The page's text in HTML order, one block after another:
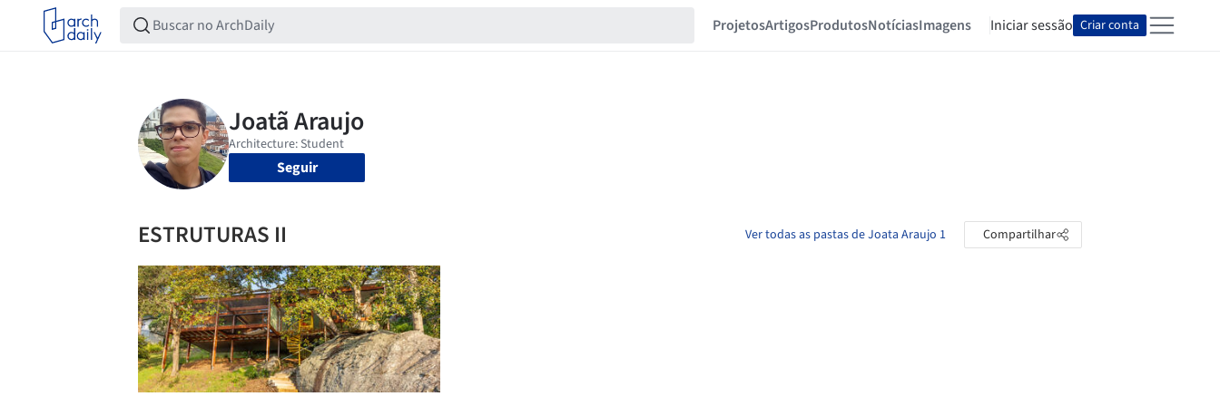
ProjetosArtigosProdutosNotíciasImagens Iniciar sessão Criar conta
Seguir
ESTRUTURAS II Ver todas as pastas de Joata Araujo 1 Compartilhar